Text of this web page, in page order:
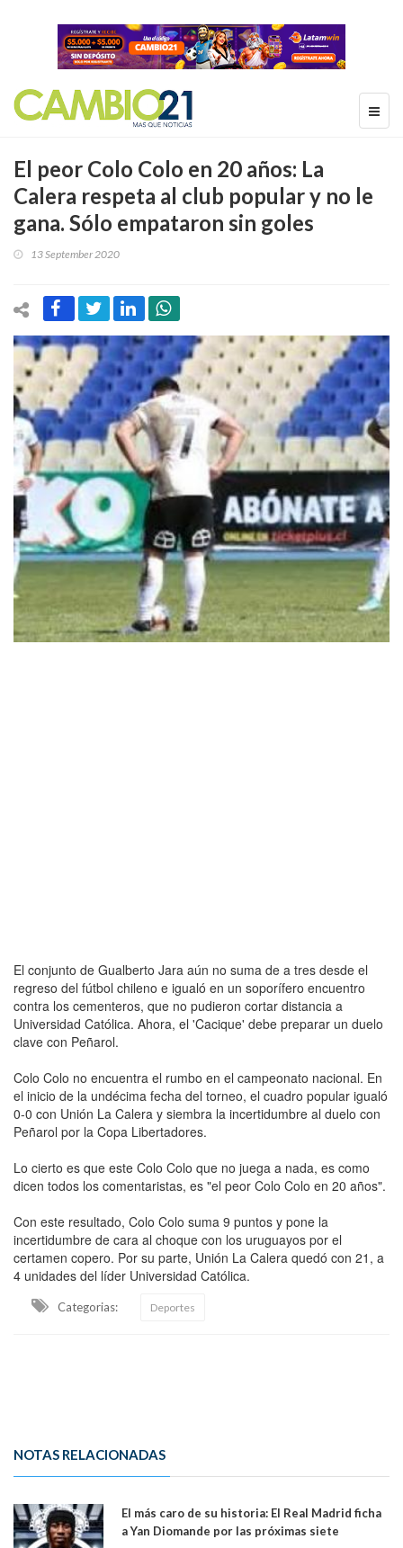
El peor Colo Colo en 20 años: La
Calera respeta al club popular y no le
gana. Sólo empataron sin goles
13 September 2020
El conjunto de Gualberto Jara aún no suma de a tres desde el
regreso del fútbol chileno e igualó en un soporífero encuentro
contra los cementeros, que no pudieron cortar distancia a
Universidad Católica. Ahora, el 'Cacique' debe preparar un duelo
clave con Peñarol.
Colo Colo no encuentra el rumbo en el campeonato nacional. En
el inicio de la undécima fecha del torneo, el cuadro popular igualó
0-0 con Unión La Calera y siembra la incertidumbre al duelo con
Peñarol por la Copa Libertadores.
Lo cierto es que este Colo Colo que no juega a nada, es como
dicen todos los comentaristas, es "el peor Colo Colo en 20 años".
Con este resultado, Colo Colo suma 9 puntos y pone la
incertidumbre de cara al choque con los uruguayos por el
certamen copero. Por su parte, Unión La Calera quedó con 21, a
4 unidades del líder Universidad Católica.
Categorias: Deportes
NOTAS RELACIONADAS
El más caro de su historia: El Real Madrid ficha
a Yan Diomande por las próximas siete